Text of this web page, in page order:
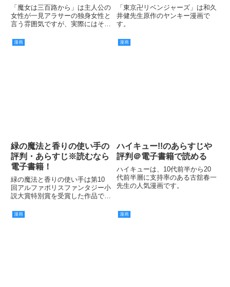
「魔女は三百路から」は主人公の
女性が一見アラサーの独身女性と
言う雰囲気ですが、実際にはその
もので、300年間1人で生きてい
たために妬み嫉みに溢れており、
「東京卍リベンジャーズ」は和久
井健先生原作のヤンキー漫画で
す。
漫画
緑の魔法と香りの使い手の
評判・あらすじ※読むなら
電子書籍！
緑の魔法と香りの使い手は第10
回アルファポリスファンタジー小
説大賞特別賞を受賞した作品で、
漫画
ハイキュー!!のあらすじや
評判＠電子書籍で読める
ハイキューは、10代前半から20
代前半層に支持率のある古舘春一
先生の人気漫画です。
漫画 漫画